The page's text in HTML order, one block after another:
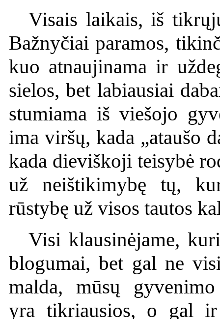
Visais laikais, iš
Bažnyčiai paramos,
kuo atnaujinama ir
sielos, bet labiausiai
stumiama iš viešojo
ima viršų, kada „ataušo
kada dieviškoji teisybė
už neištikimybę tų,
rūstybę už visos tautos
Visi klausinėjame,
blogumai, bet gal ne
malda, mūsų
yra tikriausios, o gal ir